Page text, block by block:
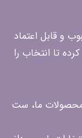
و قابل اعتماد
تا انتخاب را
محصولات ما، ست